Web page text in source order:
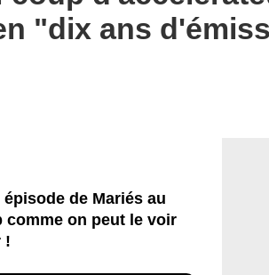
"dix ans
cet article
de Mariés au
comme on peut le voir
!